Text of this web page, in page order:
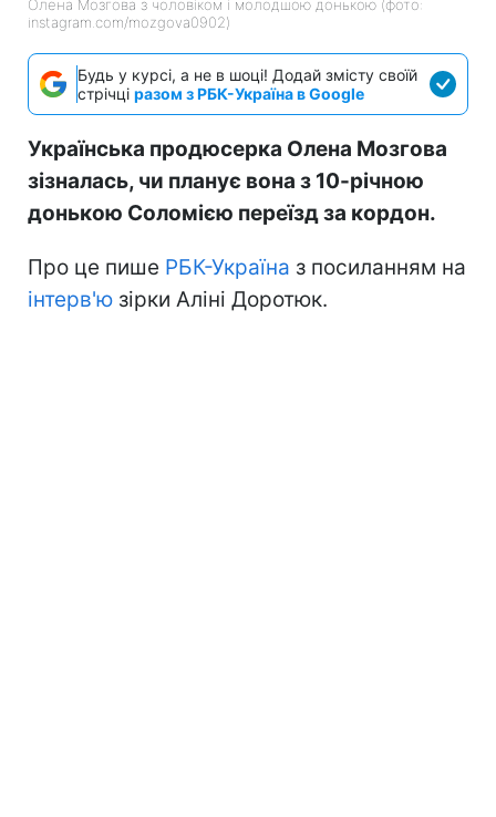
Олена Мозгова з чоловіком і молодшою донькою (фото:
instagram.com/mozgova0902)
Будь у курсі, а не в шоці! Додай змісту своїй
стрічці разом з РБК-Україна в Google
Українська продюсерка Олена Мозгова
зізналась, чи планує вона з 10-річною
донькою Соломією переїзд за кордон.
Про це пише РБК-Україна з посиланням на
інтерв'ю зірки Аліні Доротюк.